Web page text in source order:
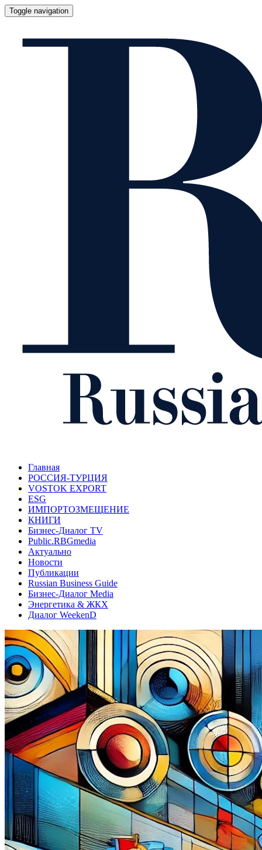
Toggle navigation
Главная
РОССИЯ-ТУРЦИЯ
VOSTOK EXPORT
ESG
ИМПОРТОЗМЕЩЕНИЕ
КНИГИ
Бизнес-Диалог TV
Public.RBGmedia
Актуально
Новости
Публикации
Russian Business Guide
Бизнес-Диалог Media
Энергетика & ЖКХ
Диалог WeekenD